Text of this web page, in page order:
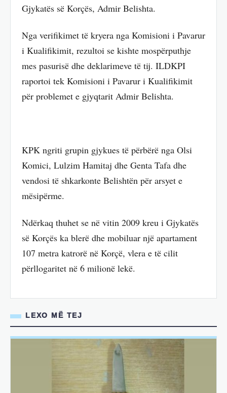
Gjykatës së Korçës, Admir Belishta.
Nga verifikimet të kryera nga Komisioni i Pavarur
i Kualifikimit, rezultoi se kishte mospërputhje
mes pasurisë dhe deklarimeve të tij. ILDKPI
raportoi tek Komisioni i Pavarur i Kualifikimit
për problemet e gjyqtarit Admir Belishta.
KPK ngriti grupin gjykues të përbërë nga Olsi
Komici, Lulzim Hamitaj dhe Genta Tafa dhe
vendosi të shkarkonte Belishtën për arsyet e
mësipërme.
Ndërkaq thuhet se në vitin 2009 kreu i Gjykatës
së Korçës ka blerë dhe mobiluar një apartament
107 metra katrorë në Korçë, vlera e të cilit
përllogaritet në 6 milionë lekë.
LEXO MË TEJ